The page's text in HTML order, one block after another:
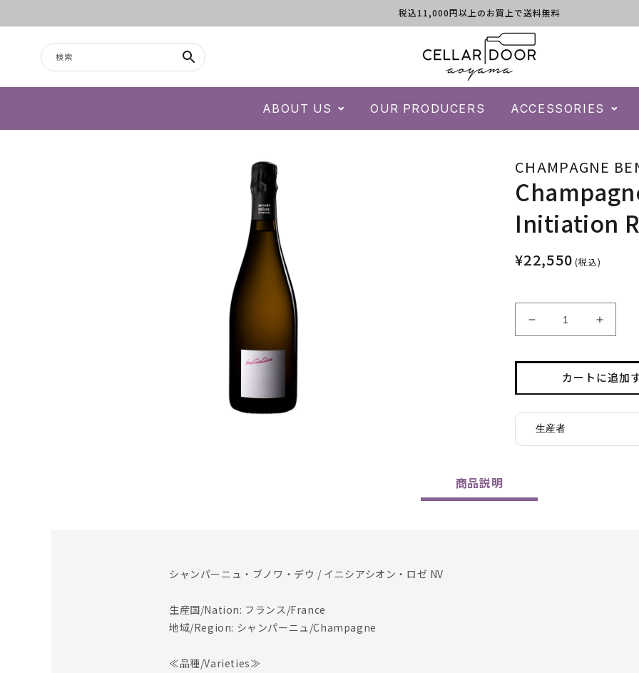
税込11,000円以上のお買上で送料無料
検索
ABOUT US OUR PRODUCERS ACCESSORIES
CHAMPAGNE
Initiation
¥22,550 (税込)
Champagne
Benoit
Initiation
NV(22Base)
の
数
減
Benoit
/
数
カートに追加
生産者
商品説明
シャンパーニュ・ブノワ・デウ / イニシアシオン・ロゼ NV
生産国/Nation: フランス/France
地域/Region: シャンパーニュ/Champagne
≪品種/Varieties≫